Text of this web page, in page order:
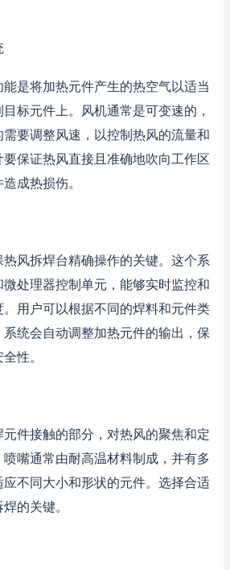
是将加热元件产生的热空气以适当
标元件上。风机通常是可变速的，
要调整风速，以控制热风的流量和
保证热风直接且准确地吹向工作区
成热损伤。
风拆焊台精确操作的关键。这个系
处理器控制单元，能够实时监控和
用户可以根据不同的焊料和元件类
统会自动调整加热元件的输出，保
性。
件接触的部分，对热风的聚焦和定
嘴通常由耐高温材料制成，并有多
不同大小和形状的元件。选择合适
的关键。